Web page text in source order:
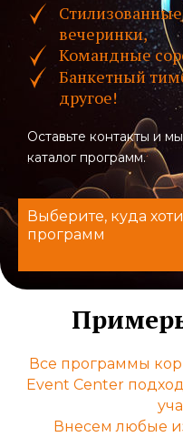
вечеринки,
Командные
Банкетный
другое!
Оставьте контакты и
каталог программ.
Выберите, куда
программ
Все программы
Event Center
Внесем любые